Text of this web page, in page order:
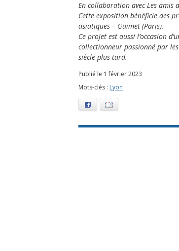
En collaboration avec Les amis
Cette exposition bénéficie des
asiatiques – Guimet (Paris).
Ce projet est aussi l’occasion
collectionneur passionné par
siècle plus tard.
Publié le 1 février 2023
Mots-clés : Lyon
Facebook